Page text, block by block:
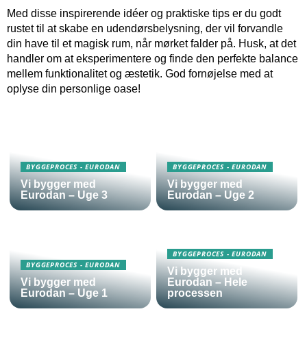
Med disse inspirerende idéer og praktiske tips er du godt
rustet til at skabe en udendørsbelysning, der vil forvandle
din have til et magisk rum, når mørket falder på. Husk, at det
handler om at eksperimentere og finde den perfekte balance
mellem funktionalitet og æstetik. God fornøjelse med at
oplyse din personlige oase!
BYGGEPROCES - EURODAN
Vi bygger med
Eurodan – Uge 3
BYGGEPROCES - EURODAN
Vi bygger med
Eurodan – Uge 2
BYGGEPROCES - EURODAN
Vi bygger med
Eurodan – Uge 1
BYGGEPROCES - EURODAN
Vi bygger med
Eurodan – Hele
processen